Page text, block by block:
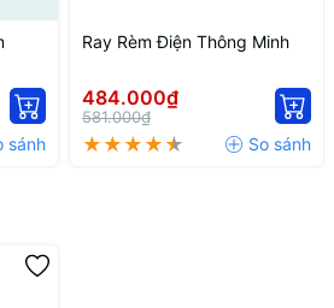
Ray Rèm Điện Thông Minh
484.000₫
581.000₫